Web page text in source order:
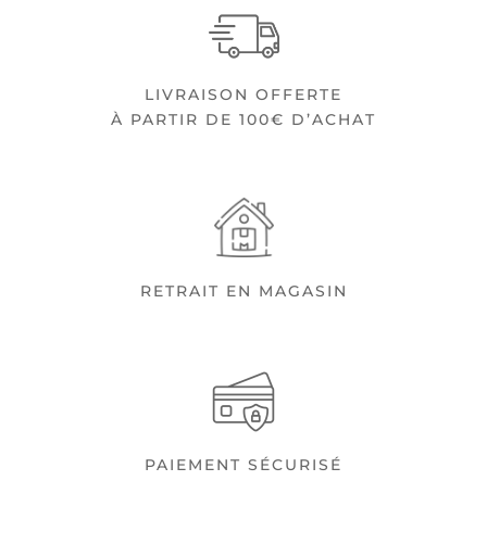
LIVRAISON OFFERTE
À PARTIR DE 100€ D’ACHAT
RETRAIT EN MAGASIN
PAIEMENT SÉCURISÉ